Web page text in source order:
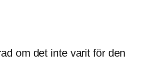
om det inte varit för den